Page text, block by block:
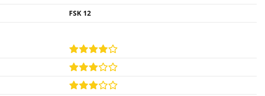
FSK 12